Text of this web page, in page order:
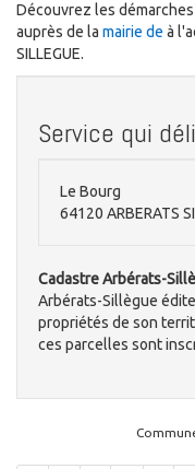
Découvrez les
auprès de la mairie de à
SILLEGUE.
Service qui
Le Bourg
64120 ARBERATS
Cadastre Arbérats-
Arbérats-Sillègue
propriétés de son
ces parcelles sont